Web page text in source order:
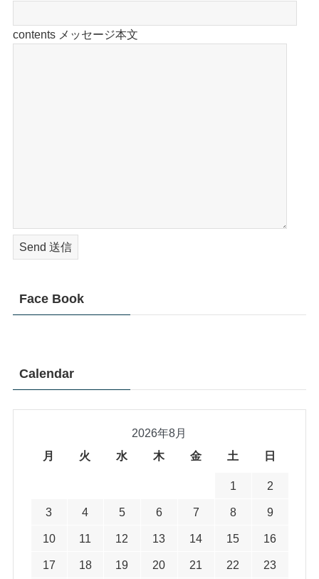
contents メッセージ本文
Face Book
Calendar
2026年8月
月
火 水 木 金 土 日
1 2
3 4 5 6 7 8 9
10 11 12 13 14 15 16
17 18 19 20 21 22 23